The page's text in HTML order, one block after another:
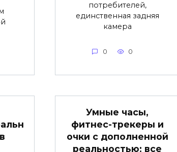
потребителей,
единственная задняя
камера
0 0
Умные часы,
фитнес-трекеры и
очки с дополненной
реальностью: все